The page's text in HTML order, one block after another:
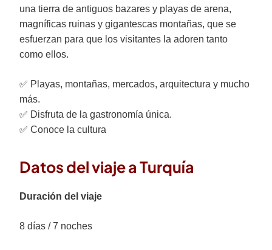
una tierra de antiguos bazares y playas de arena,
magníficas ruinas y gigantescas montañas, que se
esfuerzan para que los visitantes la adoren tanto
como ellos.
✅ Playas, montañas, mercados, arquitectura y mucho
más.
✅ Disfruta de la gastronomía única.
✅ Conoce la cultura
Datos del viaje a Turquía
Duración del viaje
8 días / 7 noches